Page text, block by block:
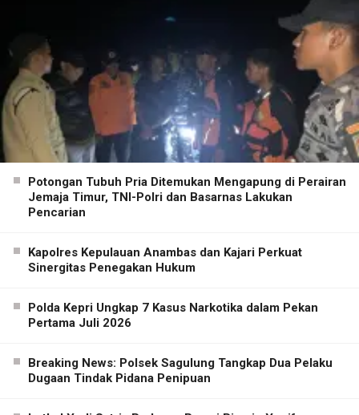
Potongan Tubuh Pria Ditemukan Mengapung di Perairan
Jemaja Timur, TNI-Polri dan Basarnas Lakukan
Pencarian
Kapolres Kepulauan Anambas dan Kajari Perkuat
Sinergitas Penegakan Hukum
Polda Kepri Ungkap 7 Kasus Narkotika dalam Pekan
Pertama Juli 2026
Breaking News: Polsek Sagulung Tangkap Dua Pelaku
Dugaan Tindak Pidana Penipuan